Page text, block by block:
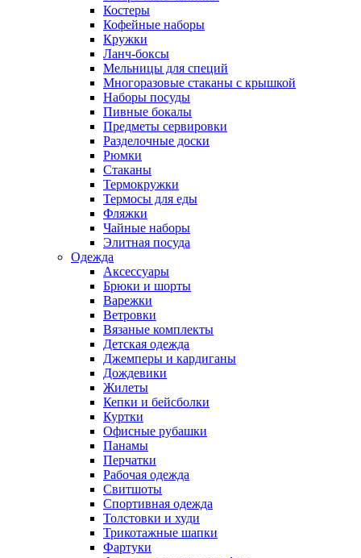
Костеры
Кофейные наборы
Кружки
Ланч-боксы
Мельницы для специй
Многоразовые стаканы с крышкой
Наборы посуды
Пивные бокалы
Предметы сервировки
Разделочные доски
Рюмки
Стаканы
Термокружки
Термосы для еды
Фляжки
Чайные наборы
Элитная посуда
Одежда
Аксессуары
Брюки и шорты
Варежки
Ветровки
Вязаные комплекты
Детская одежда
Джемперы и кардиганы
Дождевики
Жилеты
Кепки и бейсболки
Куртки
Офисные рубашки
Панамы
Перчатки
Рабочая одежда
Свитшоты
Спортивная одежда
Толстовки и худи
Трикотажные шапки
Фартуки